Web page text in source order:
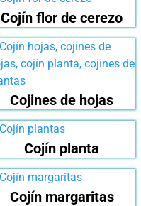
Cojín flor de cerezo
Cojines de hojas
Cojín planta
Cojín margaritas